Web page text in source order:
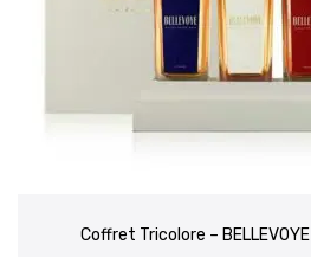
Coffret Tricolore – BELLEVOYE